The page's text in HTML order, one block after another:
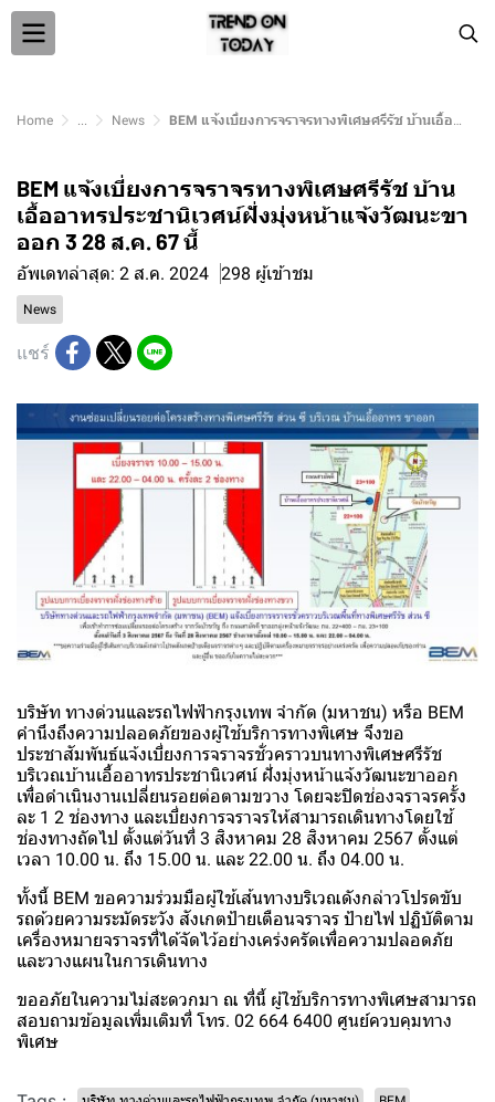
Home ... News BEM แจ้งเบี่ยงการจราจรทางพิเศษศรีรัช บ้านเอื้ออาทรประชานิเวศน์ฝั่งมุ่งหน้าแจ้งวัฒนะขาออก 3 28 ส.ค. 67 นี้
BEM แจ้งเบี่ยงการจราจรทางพิเศษศรีรัช บ้าน
เอื้ออาทรประชานิเวศน์ฝั่งมุ่งหน้าแจ้งวัฒนะขา
ออก 3 28 ส.ค. 67 นี้
อัพเดทล่าสุด: 2 ส.ค. 2024 298 ผู้เข้าชม
News
แชร์
บริษัท ทางด่วนและรถไฟฟ้ากรุงเทพ จำกัด (มหาชน) หรือ BEM
คำนึงถึงความปลอดภัยของผู้ใช้บริการทางพิเศษ จึงขอ
ประชาสัมพันธ์แจ้งเบี่ยงการจราจรชั่วคราวบนทางพิเศษศรีรัช
บริเวณบ้านเอื้ออาทรประชานิเวศน์ ฝั่งมุ่งหน้าแจ้งวัฒนะขาออก
เพื่อดำเนินงานเปลี่ยนรอยต่อตามขวาง โดยจะปิดช่องจราจรครั้ง
ละ 1 2 ช่องทาง และเบี่ยงการจราจรให้สามารถเดินทางโดยใช้
ช่องทางถัดไป ตั้งแต่วันที่ 3 สิงหาคม 28 สิงหาคม 2567 ตั้งแต่
เวลา 10.00 น. ถึง 15.00 น. และ 22.00 น. ถึง 04.00 น.
ทั้งนี้ BEM ขอความร่วมมือผู้ใช้เส้นทางบริเวณดังกล่าวโปรดขับ
รถด้วยความระมัดระวัง สังเกตป้ายเตือนจราจร ป้ายไฟ ปฏิบัติตาม
เครื่องหมายจราจรที่ได้จัดไว้อย่างเคร่งครัดเพื่อความปลอดภัย
และวางแผนในการเดินทาง
ขออภัยในความไม่สะดวกมา ณ ที่นี้ ผู้ใช้บริการทางพิเศษสามารถ
สอบถามข้อมูลเพิ่มเติมที่ โทร. 02 664 6400 ศูนย์ควบคุมทาง
พิเศษ